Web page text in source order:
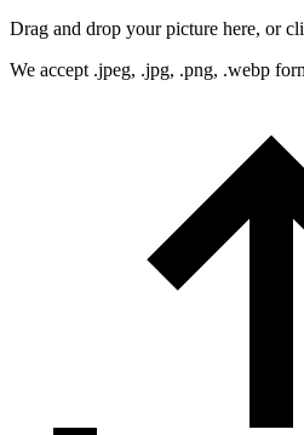
Drag and drop your picture here, or
We accept .jpeg, .jpg, .png, .webp